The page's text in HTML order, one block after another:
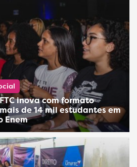
inova com formato
de 14 mil estudantes em
Enem